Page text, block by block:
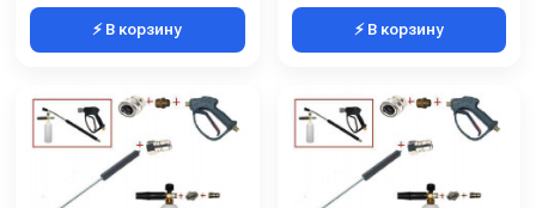
⚡ В корзину ⚡ В корзину